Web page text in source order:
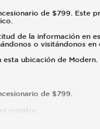
de $799.
de la información
o visitándonos en
ubicación de
de $799.
registro.